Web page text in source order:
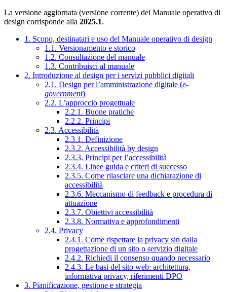
La versione aggiornata (versione corrente) del Manuale operativo di
design corrisponde alla 2025.1.
1. Scopo, destinatari e uso del Manuale operativo di design
1.1. Versionamento e storico
1.2. Consultazione del manuale
1.3. Contribuisci al manuale
2. Introduzione al design per i servizi pubblici digitali
2.1. Design per l’amministrazione digitale (e-
government)
2.2. L’approccio progettuale
2.2.1. Buone pratiche
2.2.2. Principi
2.3. Accessibilità
2.3.1. Definizione
2.3.2. Accessibilità by design
2.3.3. Principi per l’accessibilità
2.3.4. Linee guida e criteri di successo
2.3.5. Come rilasciare una dichiarazione di
accessibilità
2.3.6. Meccanismo di feedback e procedura di
attuazione
2.3.7. Obiettivi accessibilità
2.3.8. Normativa e approfondimenti
2.4. Privacy
2.4.1. Come rispettare la privacy sin dalla
progettazione di un sito o servizio digitale
2.4.2. Richiedi il consenso quando necessario
2.4.3. Le basi del sito web: architettura,
informativa privacy, riferimenti DPO
3. Pianificazione, gestione e strategia